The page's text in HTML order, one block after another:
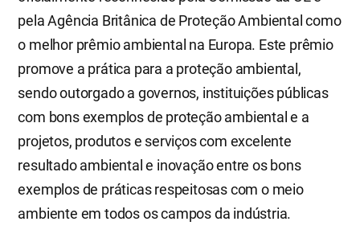
pela Agência Britânica de Proteção Ambiental como
o melhor prêmio ambiental na Europa. Este prêmio
promove a prática para a proteção ambiental,
sendo outorgado a governos, instituições públicas
com bons exemplos de proteção ambiental e a
projetos, produtos e serviços com excelente
resultado ambiental e inovação entre os bons
exemplos de práticas respeitosas com o meio
ambiente em todos os campos da indústria.